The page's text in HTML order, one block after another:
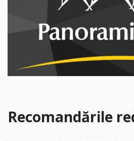
Recomandările